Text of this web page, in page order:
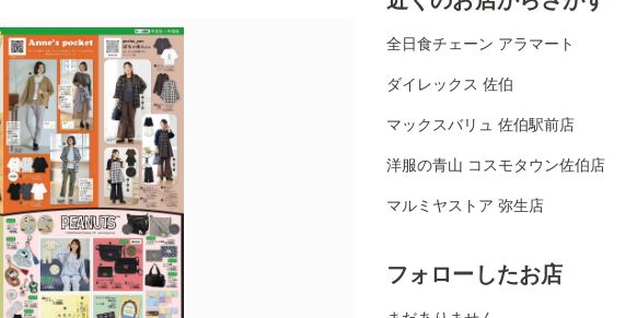
全日食チェーン アラマート
ダイレックス 佐伯
マックスバリュ 佐伯駅前店
洋服の青山 コスモタウン佐伯店
マルミヤストア 弥生店
フォローしたお店